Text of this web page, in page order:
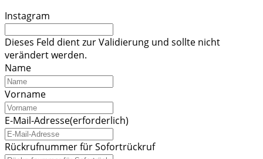
Instagram
Dieses Feld dient zur Validierung und sollte nicht
verändert werden.
Name
Vorname
E-Mail-Adresse(erforderlich)
Rückrufnummer für Sofortrückruf